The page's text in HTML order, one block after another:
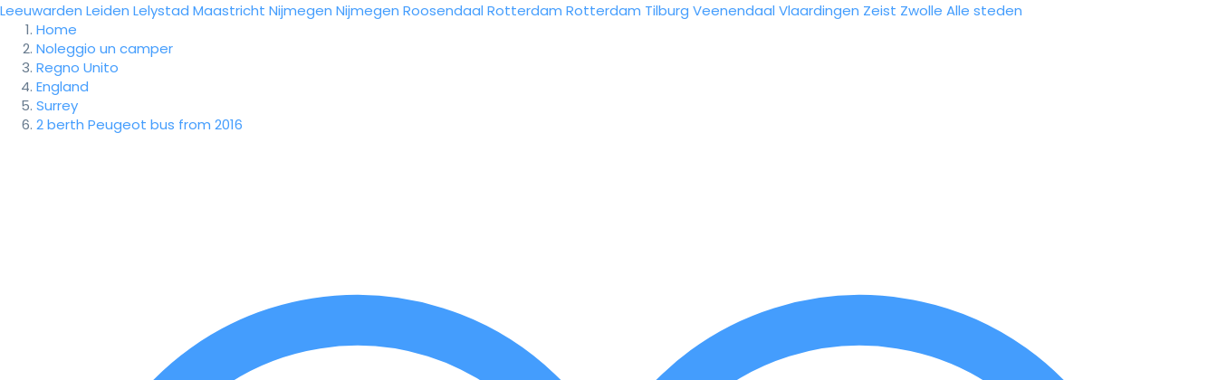
Leeuwarden Leiden Lelystad Maastricht Nijmegen Nijmegen Roosendaal Rotterdam Rotterdam Tilburg Veenendaal Vlaardingen Zeist Zwolle Alle steden
Home
Noleggio un camper
Regno Unito
England
Surrey
2 berth Peugeot bus from 2016